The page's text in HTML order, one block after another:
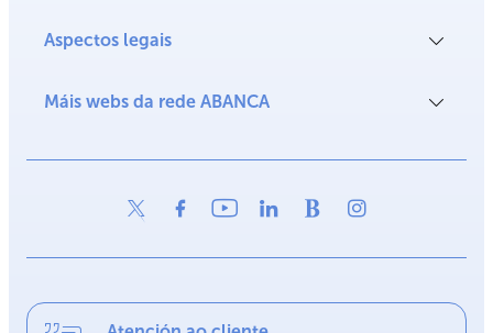
Aspectos legais
Máis webs da rede ABANCA